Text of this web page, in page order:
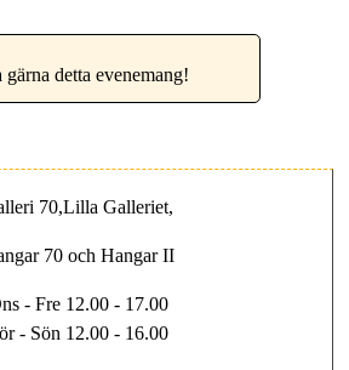
gärna detta evenemang!
70,Lilla Galleriet,
70 och Hangar II
- Fre 12.00 - 17.00
- Sön 12.00 - 16.00